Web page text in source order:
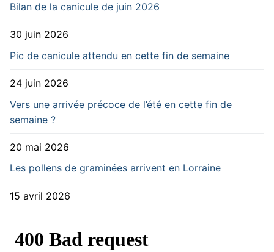
Bilan de la canicule de juin 2026
30 juin 2026
Pic de canicule attendu en cette fin de semaine
24 juin 2026
Vers une arrivée précoce de l’été en cette fin de
semaine ?
20 mai 2026
Les pollens de graminées arrivent en Lorraine
15 avril 2026